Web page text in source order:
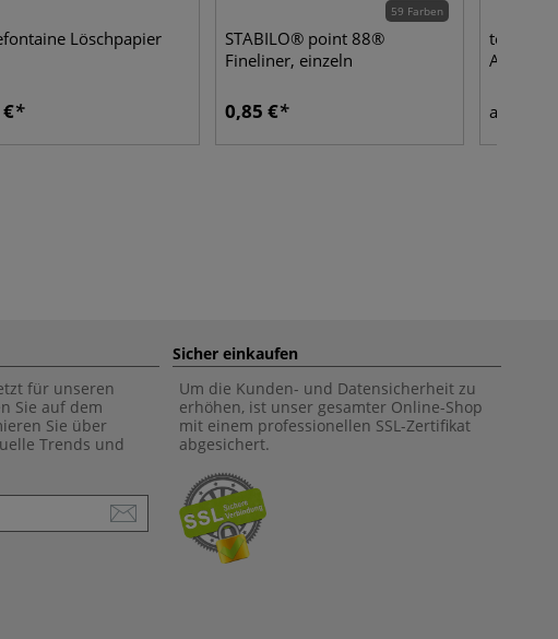
Löschpapier
59 Farben
STABILO® point 88®
Fineliner, einzeln
0,85 €
tesa®
ab
für unseren
Sie auf dem
Sie über
Trends und
Sicher einkaufen
Um die Kunden- und Datensicherheit zu
erhöhen, ist unser gesamter Online-Shop
mit einem professionellen SSL-Zertifikat
abgesichert.